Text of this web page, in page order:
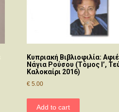
Κυπριακή Βιβλιοφιλία:
Νάγια Ρούσου (Τόμος Ι’,
Καλοκαίρι 2016)
€5.00
Add to cart